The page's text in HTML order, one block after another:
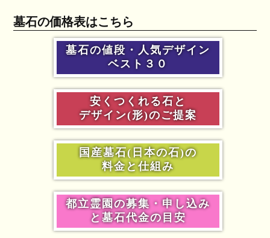
墓石の価格表はこちら
墓石の値段・人気デザイン
ベスト３０
安くつくれる石と
デザイン(形)のご提案
国産墓石(日本の石)の
料金と仕組み
都立霊園の募集・申し込み
と墓石代金の目安